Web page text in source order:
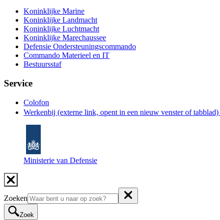
Koninklijke Marine
Koninklijke Landmacht
Koninklijke Luchtmacht
Koninklijke Marechaussee
Defensie Ondersteuningscommando
Commando Materieel en IT
Bestuursstaf
Service
Colofon
Werkenbij (externe link, opent in een nieuw venster of tabblad)
Ministerie van Defensie
Zoeken
Zoek